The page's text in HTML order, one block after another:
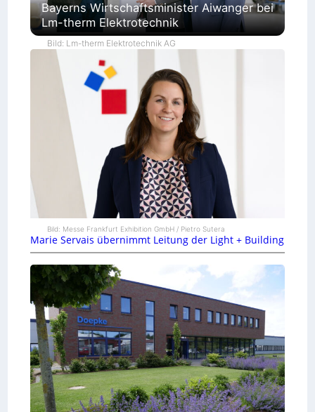
Bayerns Wirtschaftsminister Aiwanger bei
Lm-therm Elektrotechnik
Bild: Lm-therm Elektrotechnik AG
Bild: Messe Frankfurt Exhibition GmbH / Pietro Sutera
Marie Servais übernimmt Leitung der Light + Building